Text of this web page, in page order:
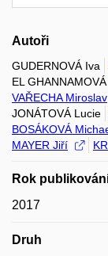
Autoři
GUDERNOVÁ Iva
EL
VAŘECHA Miroslav
JONÁTOVÁ Lucie
BOSÁKOVÁ
MAYER Jiří
Rok
2017
Druh